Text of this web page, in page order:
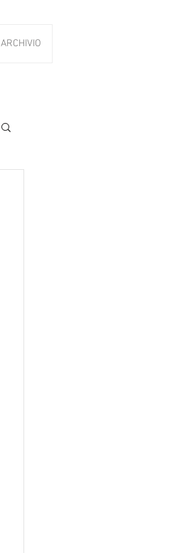
ARCHIVIO